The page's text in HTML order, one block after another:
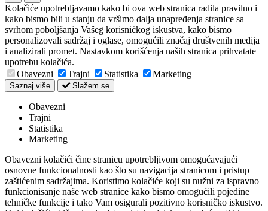
Kolačiće upotrebljavamo kako bi ova web stranica radila pravilno i
kako bismo bili u stanju da vršimo dalja unapređenja stranice sa
svrhom poboljšanja Vašeg korisničkog iskustva, kako bismo
personalizovali sadržaj i oglase, omogućili značaj društvenih medija
i analizirali promet. Nastavkom korišćenja naših stranica prihvatate
upotrebu kolačića.
Obavezni
Trajni Statistika Marketing
Saznaj više Slažem se
Obavezni
Trajni
Statistika
Marketing
Obavezni kolačići čine stranicu upotrebljivom omogućavajući
osnovne funkcionalnosti kao što su navigacija stranicom i pristup
zaštićenim sadržajima. Koristimo kolačiće koji su nužni za ispravno
funkcionisanje naše web stranice kako bismo omogućili pojedine
tehničke funkcije i tako Vam osigurali pozitivno korisničko iskustvo.